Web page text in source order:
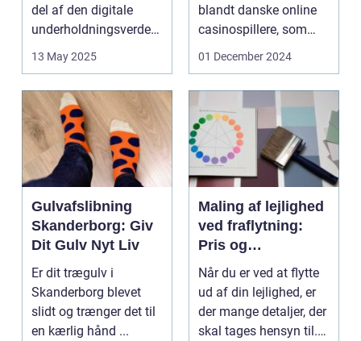
del af den digitale
underholdningsverden.
Med den stad...
13 May 2025
blandt danske online
casinospillere, som
søger unde...
01 December 2024
Gulvafslibning
Skanderborg: Giv
Dit Gulv Nyt Liv
Er dit trægulv i
Skanderborg blevet
slidt og trænger det til
en kærlig hånd ...
Maling af lejlighed
ved fraflytning:
Pris og
overvejelser
Når du er ved at flytte
ud af din lejlighed, er
der mange detaljer, der
skal tages hensyn til.